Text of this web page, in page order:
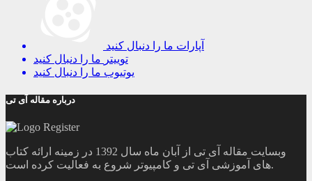
آپارات ما را دنبال کنید
توییتر ما را دنبال کنید
یوتیوب ما را دنبال کنید
درباره مقاله آی تی
وبسایت مقاله آی تی از آبان ماه سال 1392 در زمینه ارائه کتاب
های آموزشی آی تی و کامپیوتر شروع به فعالیت کرده است.